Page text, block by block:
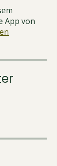
App von